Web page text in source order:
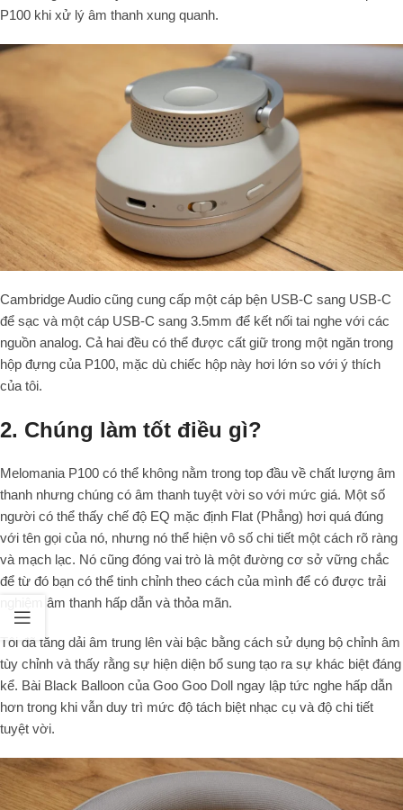
P100 khi xử lý âm thanh xung quanh.
Cambridge Audio cũng cung cấp một cáp bện USB-C sang USB-C
để sạc và một cáp USB-C sang 3.5mm để kết nối tai nghe với các
nguồn analog. Cả hai đều có thể được cất giữ trong một ngăn trong
hộp đựng của P100, mặc dù chiếc hộp này hơi lớn so với ý thích
của tôi.
2. Chúng làm tốt điều gì?
Melomania P100 có thể không nằm trong top đầu về chất lượng âm
thanh nhưng chúng có âm thanh tuyệt vời so với mức giá. Một số
người có thể thấy chế độ EQ mặc định Flat (Phẳng) hơi quá đúng
với tên gọi của nó, nhưng nó thể hiện vô số chi tiết một cách rõ ràng
và mạch lạc. Nó cũng đóng vai trò là một đường cơ sở vững chắc
để từ đó bạn có thể tinh chỉnh theo cách của mình để có được trải
nghiệm âm thanh hấp dẫn và thỏa mãn.
Tôi đã tăng dải âm trung lên vài bậc bằng cách sử dụng bộ chỉnh âm
tùy chỉnh và thấy rằng sự hiện diện bổ sung tạo ra sự khác biệt đáng
kể. Bài Black Balloon của Goo Goo Doll ngay lập tức nghe hấp dẫn
hơn trong khi vẫn duy trì mức độ tách biệt nhạc cụ và độ chi tiết
tuyệt vời.